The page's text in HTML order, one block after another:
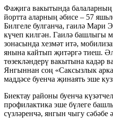
Фаҗига вакытында балаларның
йортта аларның әбисе – 57
Билгеле булганча, гаилә Мари
күчеп килгән. Гаилә башлыгы
зонасында хезмәт итә,
янына кайтып җитәргә тиеш.
төзекләндерү вакытына кадәр
Янгыннан соң «Саксызлык
маддәсе буенча җинаять эше
Биектау районы буенча
профилактика эше бүлеге
сүзләренчә, янгын чыгу сәбәбе